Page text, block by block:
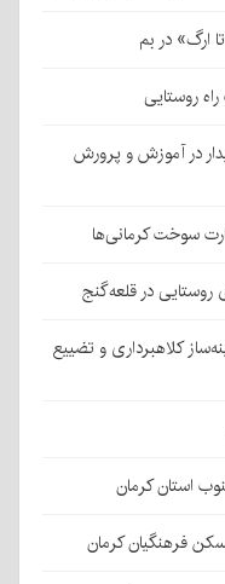
ارگ» در بم
روستایی
در آموزش و پرورش
کلاهبرداری و تضییع
استان کرمان
فرهنگیان کرمان